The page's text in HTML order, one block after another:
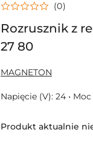
Rozrusznik z
27 80
(0)
NAZWA
PRODUCENTA:
MAGNETON
Napięcie (V): 24 •
Produkt aktualnie